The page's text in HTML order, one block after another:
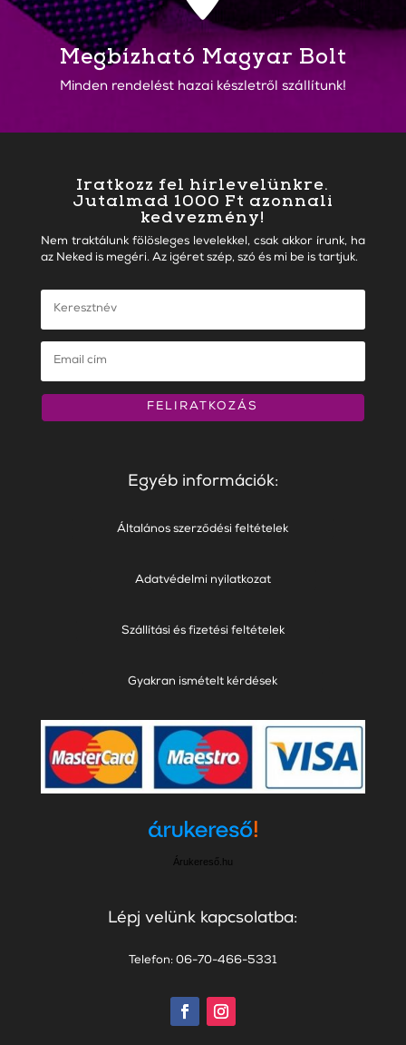
Megbízható Magyar Bolt
Minden rendelést hazai készletről szállítunk!
Iratkozz fel hírlevelünkre.
Jutalmad 1000 Ft azonnali
kedvezmény!
Nem traktálunk fölösleges levelekkel, csak akkor írunk, ha
az Neked is megéri. Az igéret szép, szó és mi be is tartjuk.
FELIRATKOZÁS
Egyéb információk:
Általános szerződési feltételek
Adatvédelmi nyilatkozat
Szállítási és fizetési feltételek
Gyakran ismételt kérdések
Árukereső.hu
Lépj velünk kapcsolatba:
Telefon: 06-70-466-5331